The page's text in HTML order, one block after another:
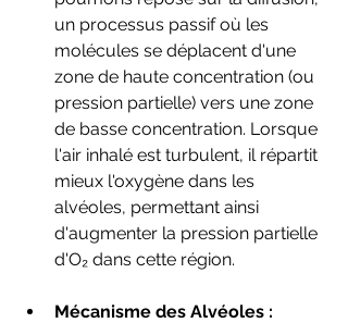
un processus passif où les
molécules se déplacent d'une
zone de haute concentration (ou
pression partielle) vers une zone
de basse concentration. Lorsque
l'air inhalé est turbulent, il répartit
mieux l'oxygène dans les
alvéoles, permettant ainsi
d'augmenter la pression partielle
d'O₂ dans cette région.
Mécanisme des Alvéoles :